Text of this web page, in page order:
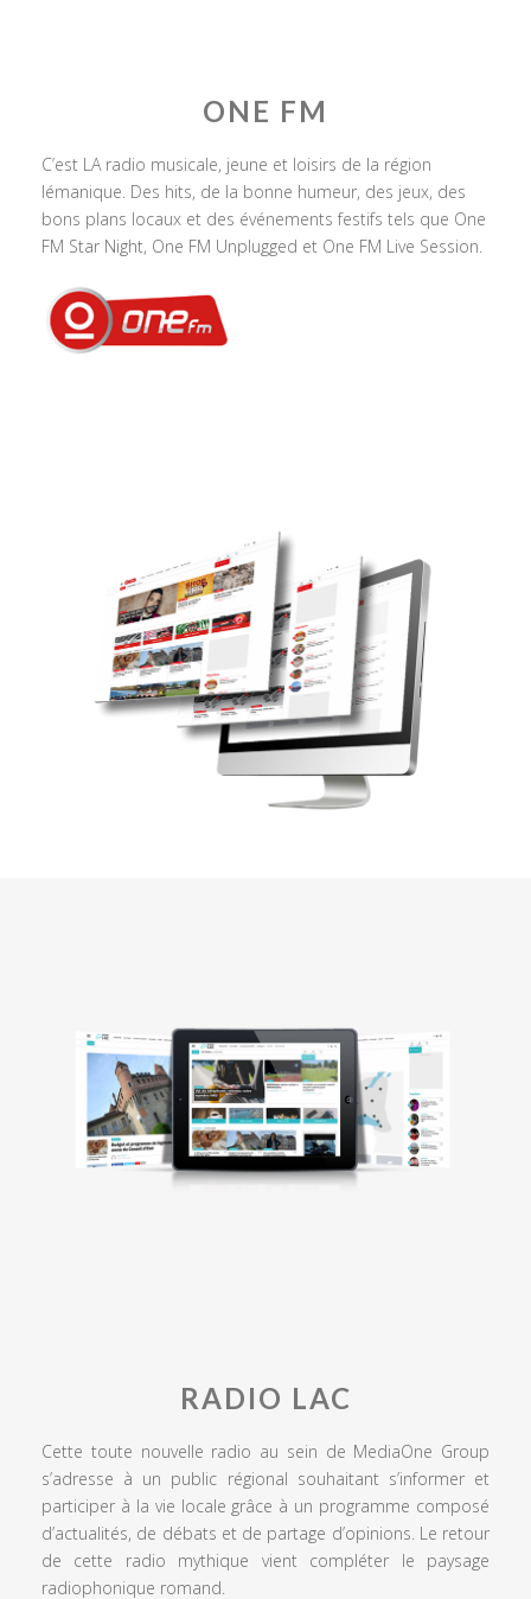
ONE FM
C’est LA radio musicale, jeune et loisirs de la région
lémanique. Des hits, de la bonne humeur, des jeux, des
bons plans locaux et des événements festifs tels que One
FM Star Night, One FM Unplugged et One FM Live Session.
RADIO LAC
Cette toute nouvelle radio au sein de MediaOne Group
s’adresse à un public régional souhaitant s’informer et
participer à la vie locale grâce à un programme composé
d’actualités, de débats et de partage d’opinions. Le retour
de cette radio mythique vient compléter le paysage
radiophonique romand.